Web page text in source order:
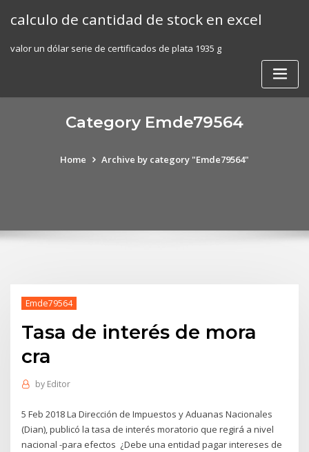
calculo de cantidad de stock en excel
valor un dólar serie de certificados de plata 1935 g
Category Emde79564
Home Archive by category "Emde79564"
Emde79564
Tasa de interés de mora
cra
by Editor
5 Feb 2018 La Dirección de Impuestos y Aduanas Nacionales
(Dian), publicó la tasa de interés moratorio que regirá a nivel
nacional -para efectos ¿Debe una entidad pagar intereses de